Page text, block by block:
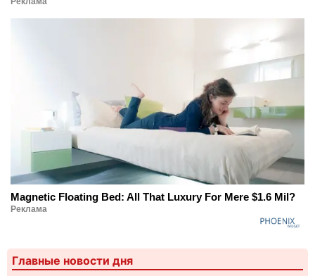
Magnetic Floating Bed: All That Luxury For Mere $1.6 Mil?
Реклама
Главные новости дня